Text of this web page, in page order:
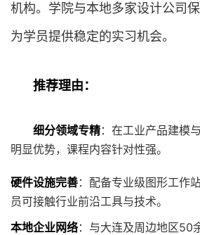
机构。学院与本地多家设计公司保
为学员提供稳定的实习机会。
推荐理由：
细分领域专精：在工业产品建模
明显优势，课程内容针对性强。
硬件设施完善：配备专业级图形工作
员可接触行业前沿工具与技术。
本地企业网络：与大连及周边地区50